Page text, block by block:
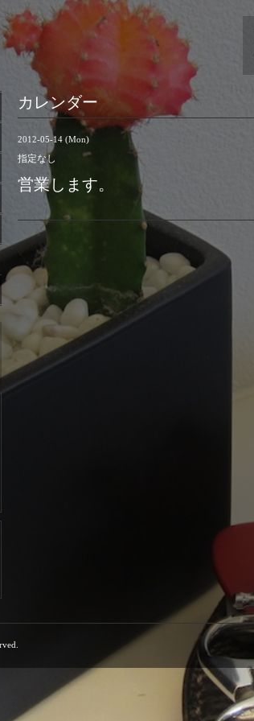
カレンダー
2012-05-14 (Mon)
指定なし
営業します。